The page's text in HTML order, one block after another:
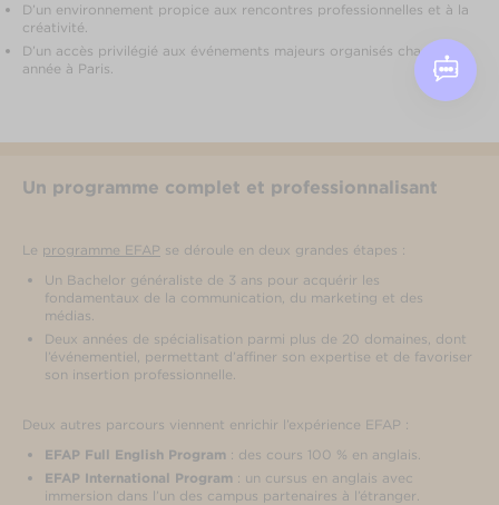
D’un environnement propice aux rencontres professionnelles et à la
créativité.
D’un accès privilégié aux événements majeurs organisés chaque
année à Paris.
Un programme complet et professionnalisant
Le programme EFAP se déroule en deux grandes étapes :
Un Bachelor généraliste de 3 ans pour acquérir les
fondamentaux de la communication, du marketing et des
médias.
Deux années de spécialisation parmi plus de 20 domaines, dont
l’événementiel, permettant d’affiner son expertise et de favoriser
son insertion professionnelle.
Deux autres parcours viennent enrichir l’expérience EFAP :
EFAP Full English Program : des cours 100 % en anglais.
EFAP International Program : un cursus en anglais avec
immersion dans l’un des campus partenaires à l’étranger.